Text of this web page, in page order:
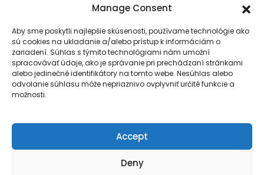
Manage Consent
Aby sme poskytli najlepšie skúsenosti, používame technológie ako
sú cookies na ukladanie a/alebo prístup k informáciám o
zariadení. Súhlas s týmito technológiami nám umožní
spracovávať údaje, ako je správanie pri prechádzaní stránkami
alebo jedinečné identifikátory na tomto webe. Nesúhlas alebo
odvolanie súhlasu môže nepriaznivo ovplyvniť určité funkcie a
možnosti.
Accept
Deny